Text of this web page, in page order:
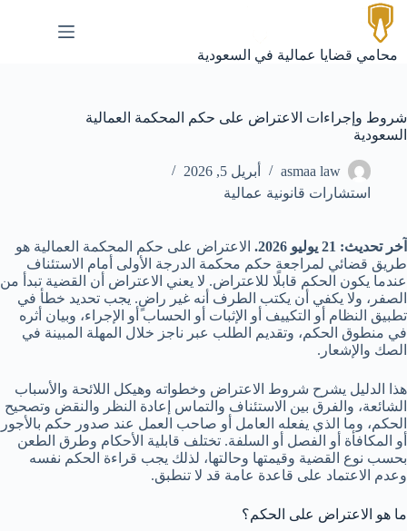
التجاوز
إلى
المحتوى
محامي قضايا عمالية في السعودية
شروط وإجراءات الاعتراض على حكم المحكمة العمالية
السعودية
asmaa law
أبريل 5, 2026
استشارات قانونية عمالية
آخر تحديث: 21 يوليو 2026.
الاعتراض على حكم المحكمة العمالية هو
طريق قضائي لمراجعة حكم محكمة الدرجة الأولى أمام الاستئناف
عندما يكون الحكم قابلًا للاعتراض. لا يعني الاعتراض أن القضية تبدأ من
الصفر، ولا يكفي أن يكتب الطرف أنه غير راضٍ. يجب تحديد خطأ في
تطبيق النظام أو التكييف أو الإثبات أو الحساب أو الإجراء، وبيان أثره
في منطوق الحكم، وتقديم الطلب عبر ناجز خلال المهلة المبينة في
الصك والإشعار.
هذا الدليل يشرح شروط الاعتراض وخطواته وهيكل اللائحة والأسباب
الشائعة، والفرق بين الاستئناف والتماس إعادة النظر والنقض وتصحيح
الحكم، وما الذي يفعله العامل أو صاحب العمل عند صدور حكم بالأجور
أو المكافأة أو الفصل أو السلفة. تختلف قابلية الأحكام وطرق الطعن
بحسب نوع القضية وقيمتها وحالتها، لذلك يجب قراءة الحكم نفسه
وعدم الاعتماد على قاعدة عامة قد لا تنطبق.
ما هو الاعتراض على الحكم؟